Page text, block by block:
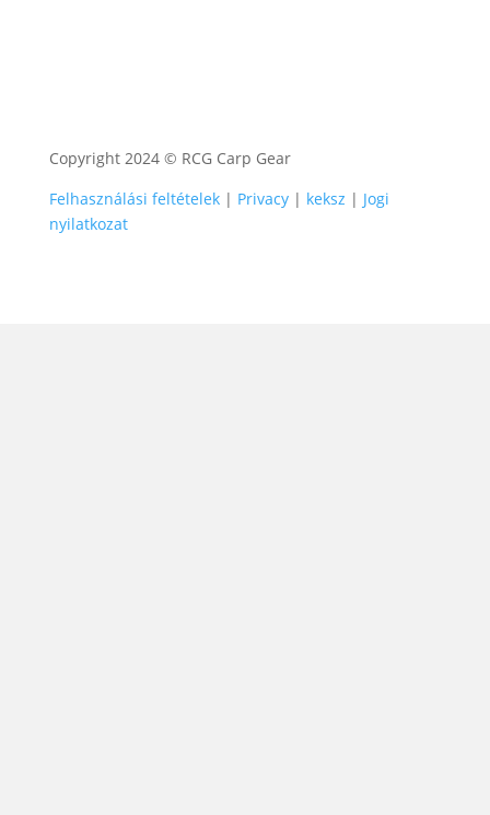
Copyright 2024 © RCG Carp Gear
Felhasználási feltételek| Privacy| keksz | Jogi
nyilatkozat